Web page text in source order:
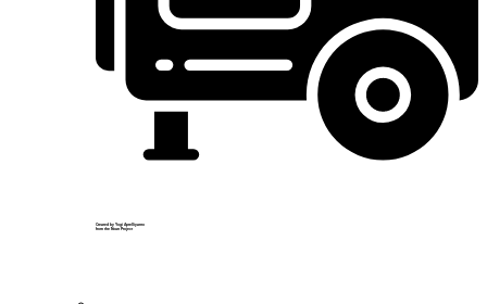
Created by Yogi Aprelliyanto
from the Noun Project